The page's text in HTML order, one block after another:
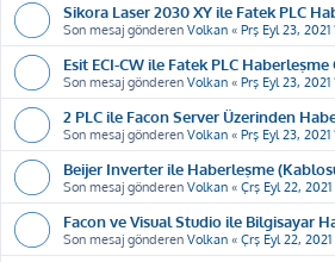
Sikora Laser 2030 XY ile Fatek PLC
Son mesaj gönderen Volkan « Prş Eyl 23, 2021
Esit ECI-CW ile Fatek PLC
Son mesaj gönderen Volkan « Prş Eyl 23, 2021
2 PLC ile Facon Server Üzerinden
Son mesaj gönderen Volkan « Prş Eyl 23, 2021
Beijer Inverter ile Haberleşme
Son mesaj gönderen Volkan « Çrş Eyl 22,
Facon ve Visual Studio ile Bilgisayar
Son mesaj gönderen Volkan « Çrş Eyl 22, 2021